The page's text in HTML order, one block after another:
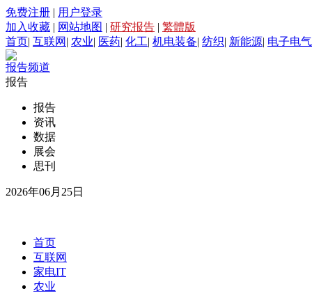
免费注册 | 用户登录
加入收藏 | 网站地图 | 研究报告 | 繁體版
首页| 互联网 | 农业| 医药| 化工| 机电装备| 纺织| 新能源| 电子电气
报告频道
报告
报告
资讯
数据
展会
思刊
2026年06月25日
首页
互联网
家电IT
农业